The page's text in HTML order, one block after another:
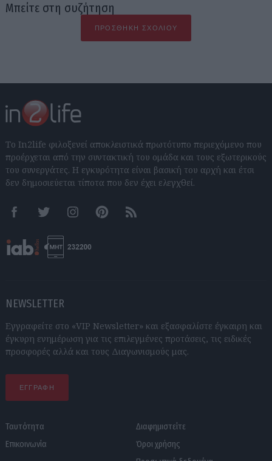
Μπείτε στη συζήτηση
ΠΡΟΣΘΉΚΗ ΣΧΟΛΊΟΥ
Το In2life φιλοξενεί αποκλειστικά πρωτότυπο περιεχόμενο που
προέρχεται από την συντακτική του ομάδα και τους εξωτερικούς
του συνεργάτες. Η εγκυρότητα είναι βασική του αρχή και έτσι
δεν δημοσιεύεται τίποτα που δεν έχει ελεγχθεί.
FacebookTwitter InstagramPinterestRSS feeds
NEWSLETTER
Εγγραφείτε στο «VIP Newsletter» και εξασφαλίστε έγκαιρη και
έγκυρη ενημέρωση για τις επιλεγμένες προτάσεις, τις ειδικές
προσφορές αλλά και τους Διαγωνισμούς μας.
ΕΓΓΡΑΦΗ
Ταυτότητα
Επικοινωνία
Διαφημιστείτε
Όροι χρήσης